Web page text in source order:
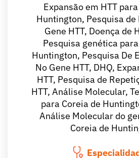
Expansão em HTT
Huntington, Pesquisa de
Gene HTT, Doença de
Pesquisa genética
Huntington, Pesquisa De
No Gene HTT, DHQ,
HTT, Pesquisa de
HTT, Análise Molecular,
para Coreia de
Análise Molecular do
Coreia de